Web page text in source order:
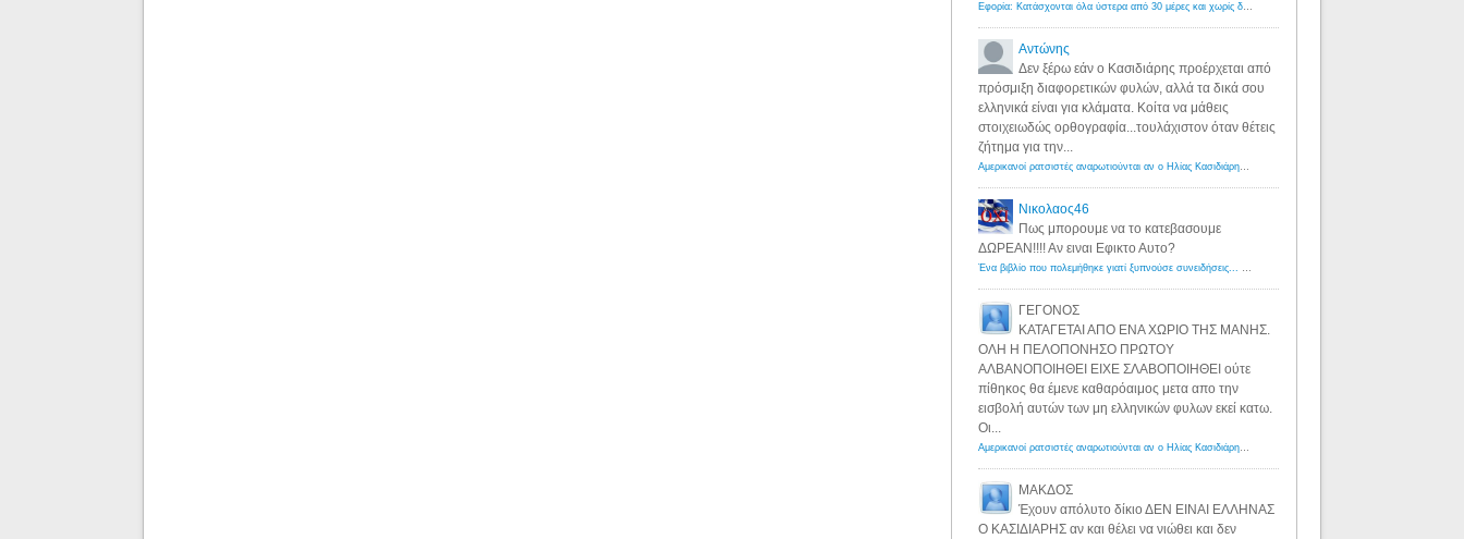
Εφορία: Κατάσχονται όλα ύστερα από 30 μέρες και χωρίς δικαστικές αποφάσεις - Λόγιος Ερμής
Αντώνης
Δεν ξέρω εάν ο Κασιδιάρης προέρχεται από
πρόσμιξη διαφορετικών φυλών, αλλά τα δικά σου
ελληνικά είναι για κλάματα. Κοίτα να μάθεις
στοιχειωδώς ορθογραφία...τουλάχιστον όταν θέτεις
ζήτημα για την...
Αμερικανοί ρατσιστές αναρωτιούνται αν ο Ηλίας Κασιδιάρης ανήκει στη λευκή φυλή... - Λόγιος Ερμής
Νικολαος46
Πως μπορουμε να το κατεβασουμε
ΔΩΡΕΑΝ!!!! Αν ειναι Εφικτο Αυτο?
Ένα βιβλίο που πολεμήθηκε γιατί ξυπνούσε συνειδήσεις... - Λόγιος Ερμής | Η γνώση ξεκινάει με την αναζήτηση...
ΓΕΓΟΝΟΣ
ΚΑΤΑΓΕΤΑΙ ΑΠΟ ΕΝΑ ΧΩΡΙΟ ΤΗΣ ΜΑΝΗΣ.
ΟΛΗ Η ΠΕΛΟΠΟΝΗΣΟ ΠΡΩΤΟΥ
ΑΛΒΑΝΟΠΟΙΗΘΕΙ ΕΙΧΕ ΣΛΑΒΟΠΟΙΗΘΕΙ ούτε
πίθηκος θα έμενε καθαρόαιμος μετα απο την
εισβολή αυτών των μη ελληνικών φυλων εκεί κατω.
Οι...
Αμερικανοί ρατσιστές αναρωτιούνται αν ο Ηλίας Κασιδιάρης ανήκει στη λευκή φυλή... - Λόγιος Ερμής
ΜΑΚΔΟΣ
Έχουν απόλυτο δίκιο ΔΕΝ ΕΙΝΑΙ ΕΛΛΗΝΑΣ
Ο ΚΑΣΙΔΙΑΡΗΣ αν και θέλει να νιώθει και δεν